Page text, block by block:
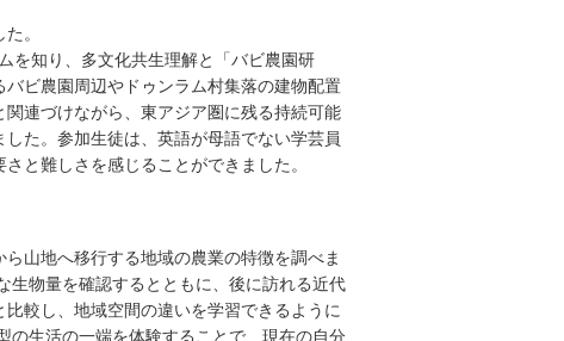
。
を知り、多文化共生理解と「バビ農園研
ビ農園周辺やドゥンラム村集落の建物配置
連づけながら、東アジア圏に残る持続可能
た。参加生徒は、英語が母語でない学芸員
と難しさを感じることができました。
山地へ移行する地域の農業の特徴を調べま
生物量を確認するとともに、後に訪れる近代
較し、地域空間の違いを学習できるように
の生活の一端を体験することで、現在の自分